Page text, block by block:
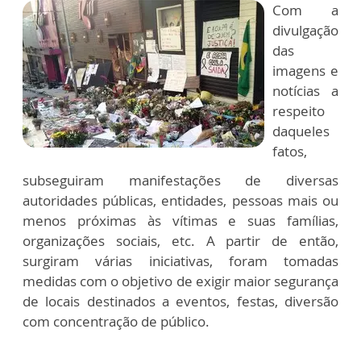
Com a
divulgação
das
imagens e
notícias a
respeito
daqueles
fatos,
subseguiram manifestações de diversas
autoridades públicas, entidades, pessoas mais ou
menos próximas às vítimas e suas famílias,
organizações sociais, etc. A partir de então,
surgiram várias iniciativas, foram tomadas
medidas com o objetivo de exigir maior segurança
de locais destinados a eventos, festas, diversão
com concentração de público.